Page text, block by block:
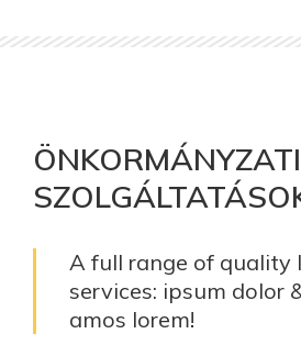
ÖNKORMÁNYZATI
A full range of quality
services: ipsum dolor
amos lorem!